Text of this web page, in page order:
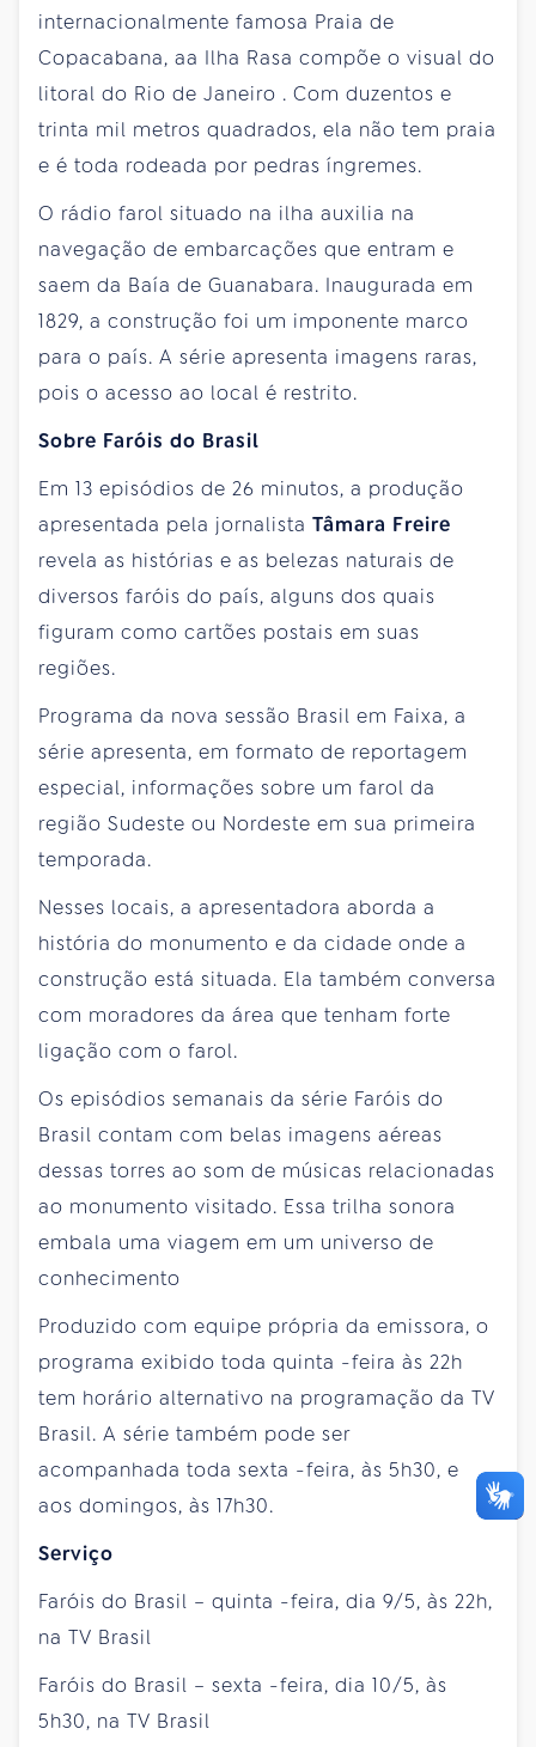
internacionalmente famosa Praia de
Copacabana, aa Ilha Rasa compõe o visual do
litoral do Rio de Janeiro . Com duzentos e
trinta mil metros quadrados, ela não tem praia
e é toda rodeada por pedras íngremes.
O rádio farol situado na ilha auxilia na
navegação de embarcações que entram e
saem da Baía de Guanabara. Inaugurada em
1829, a construção foi um imponente marco
para o país. A série apresenta imagens raras,
pois o acesso ao local é restrito.
Sobre Faróis do Brasil
Em 13 episódios de 26 minutos, a produção
apresentada pela jornalista Tâmara Freire
revela as histórias e as belezas naturais de
diversos faróis do país, alguns dos quais
figuram como cartões postais em suas
regiões.
Programa da nova sessão Brasil em Faixa, a
série apresenta, em formato de reportagem
especial, informações sobre um farol da
região Sudeste ou Nordeste em sua primeira
temporada.
Nesses locais, a apresentadora aborda a
história do monumento e da cidade onde a
construção está situada. Ela também conversa
com moradores da área que tenham forte
ligação com o farol.
Os episódios semanais da série Faróis do
Brasil contam com belas imagens aéreas
dessas torres ao som de músicas relacionadas
ao monumento visitado. Essa trilha sonora
embala uma viagem em um universo de
conhecimento
Produzido com equipe própria da emissora, o
programa exibido toda quinta -feira às 22h
tem horário alternativo na programação da TV
Brasil. A série também pode ser
acompanhada toda sexta -feira, às 5h30, e
aos domingos, às 17h30.
Serviço
Faróis do Brasil – quinta -feira, dia 9/5, às 22h,
na TV Brasil
Faróis do Brasil – sexta -feira, dia 10/5, às
5h30, na TV Brasil